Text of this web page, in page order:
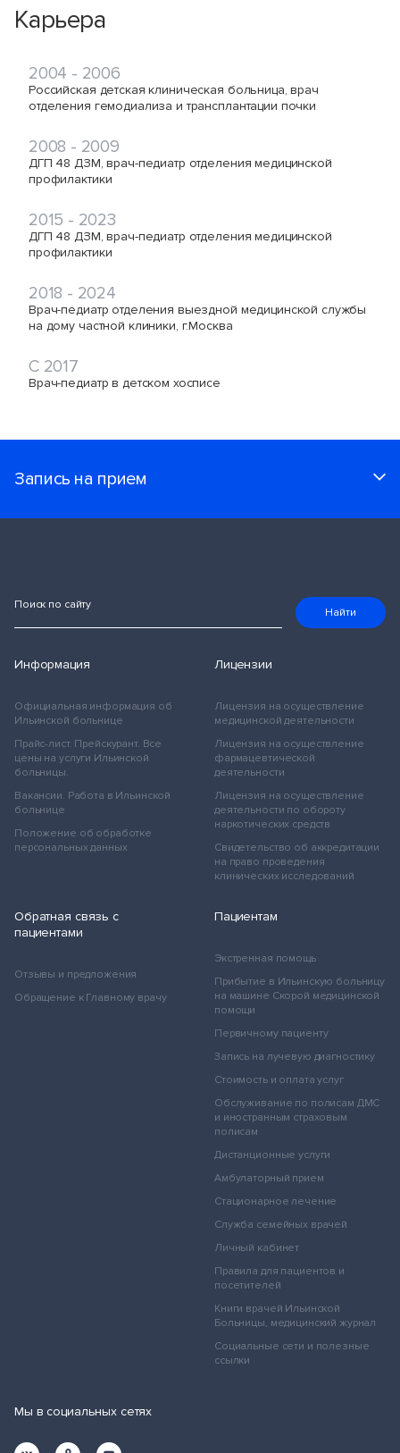
Карьера
2004 - 2006
Российская детская клиническая больница, врач
отделения гемодиализа и трансплантации почки
2008 - 2009
ДГП 48 ДЗМ, врач-педиатр отделения медицинской
профилактики
2015 - 2023
ДГП 48 ДЗМ, врач-педиатр отделения медицинской
профилактики
2018 - 2024
Врач-педиатр отделения выездной медицинской службы
на дому частной клиники, г.Москва
С 2017
Врач-педиатр в детском хосписе
Запись на прием
Поиск по сайту
Найти
Информация
Официальная информация об
Ильинской больнице
Прайс-лист. Прейскурант. Все
цены на услуги Ильинской
больницы.
Вакансии. Работа в Ильинской
больнице
Положение об обработке
персональных данных
Лицензии
Лицензия на осуществление
медицинской деятельности
Лицензия на осуществление
фармацевтической
деятельности
Лицензия на осуществление
деятельности по обороту
наркотических средств
Свидетельство об аккредитации
на право проведения
клинических исследований
Обратная связь с
пациентами
Отзывы и предложения
Обращение к Главному врачу
Пациентам
Экстренная помощь
Прибытие в Ильинскую больницу
на машине Скорой медицинской
помощи
Первичному пациенту
Запись на лучевую диагностику
Стоимость и оплата услуг
Обслуживание по полисам ДМС
и иностранным страховым
полисам
Дистанционные услуги
Амбулаторный прием
Стационарное лечение
Служба семейных врачей
Личный кабинет
Правила для пациентов и
посетителей
Книги врачей Ильинской
Больницы, медицинский журнал
Социальные сети и полезные
ссылки
Мы в социальных сетях